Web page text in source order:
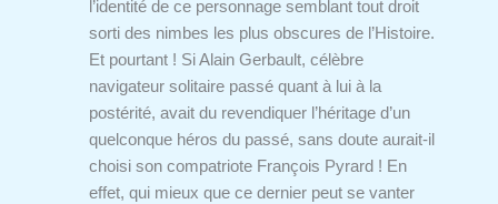
l’identité de ce personnage semblant tout droit
sorti des nimbes les plus obscures de l’Histoire.
Et pourtant ! Si Alain Gerbault, célèbre
navigateur solitaire passé quant à lui à la
postérité, avait du revendiquer l’héritage d’un
quelconque héros du passé, sans doute aurait-il
choisi son compatriote François Pyrard ! En
effet, qui mieux que ce dernier peut se vanter